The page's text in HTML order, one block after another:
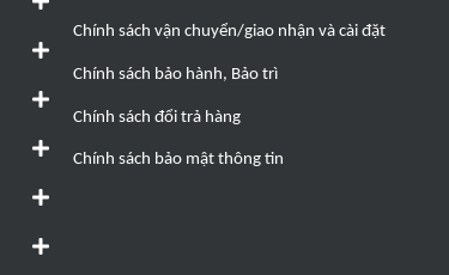
Chính sách vận chuyển/giao nhận và cài đặt
Chính sách bảo hành, Bảo trì
Chính sách đổi trả hàng
Chính sách bảo mật thông tin